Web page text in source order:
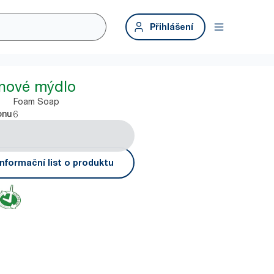
Přihlášení
mýdlo
Foam Soap
6
list o produktu